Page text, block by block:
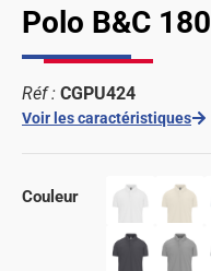
Polo B&C 180
Réf : CGPU424
Voir les caractéristiques
Couleur